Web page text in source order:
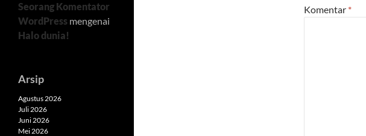
Komentar *
Seorang Komentator
WordPress mengenai
Halo dunia!
Arsip
Agustus 2026
Juli 2026
Juni 2026
Mei 2026